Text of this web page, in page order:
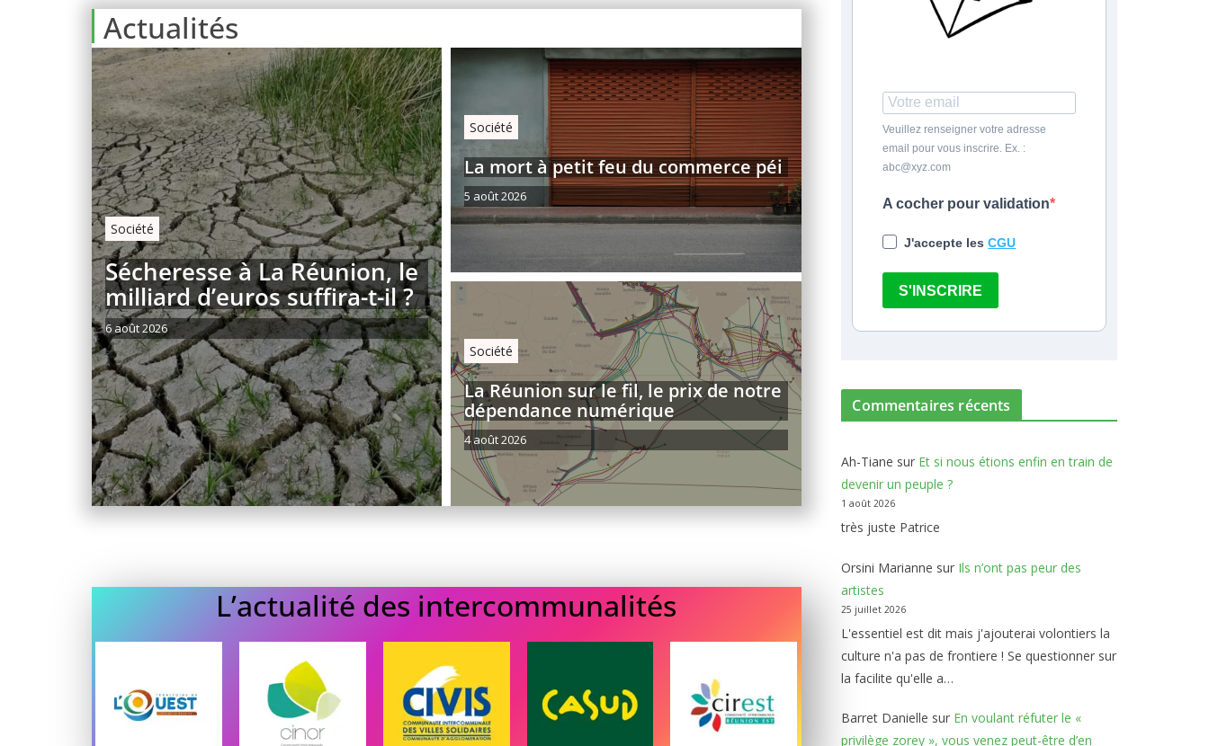
Actualités
Société
Sécheresse à La Réunion, le
milliard d’euros suffira-t-il ?
6 août 2026
Société
La mort à petit feu du commerce péi
5 août 2026
Société
La Réunion sur le fil, le prix de notre
dépendance numérique
4 août 2026
L’actualité des intercommunalités
Veuillez renseigner votre adresse
email pour vous inscrire. Ex. :
abc@xyz.com
A cocher pour validation
J'accepte lesCGU
S'INSCRIRE
Commentaires récents
Ah-Tiane sur Et si nous étions enfin en train de
devenir un peuple ?
1 août 2026
très juste Patrice
Orsini Marianne sur Ils n’ont pas peur des
artistes
25 juillet 2026
L'essentiel est dit mais j'ajouterai volontiers la
culture n'a pas de frontiere ! Se questionner sur
la facilite qu'elle a…
Barret Danielle sur En voulant réfuter le «
privilège zorey », vous venez peut-être d’en